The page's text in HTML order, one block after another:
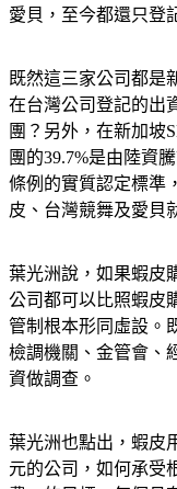
愛貝，至今都還只登
既然這三家公司都是
在台灣公司登記的出
團？另外，在新加坡
團的39.7%是由陸資
條例的實質認定標準
皮、台灣競舞及愛貝
葉光洲說，如果蝦皮
公司都可以比照蝦皮
管制根本形同虛設。
檢調機關、金管會、
資做調查。
葉光洲也點出，蝦皮
元的公司，如何承受